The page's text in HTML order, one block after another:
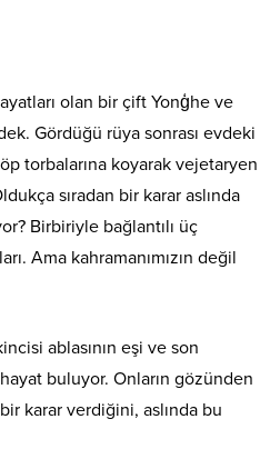
olan bir çift Yonģhe ve
Gördüğü rüya sonrası evdeki
torbalarına koyarak vejetaryen
sıradan bir karar aslında
Birbiriyle bağlantılı üç
Ama kahramanımızın değil
ablasının eşi ve son
buluyor. Onların gözünden
karar verdiğini, aslında bu